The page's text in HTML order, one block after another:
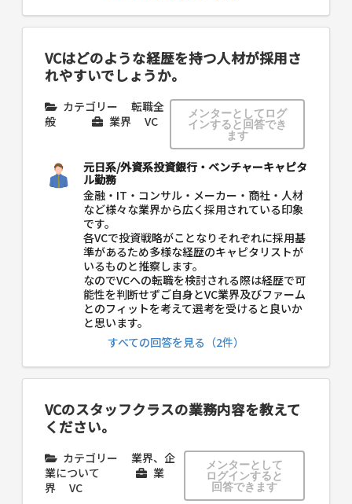
VCはどのような経歴を持つ人材が採用さ
れやすいでしょうか。
カテゴリー
転職全
般
業界 VC
メンターとしてログ
インすると回答でき
ます
元日系/外資系投資銀行・ベンチャーキャピタ
ル勤務
金融・IT・コンサル・メーカー・商社・人材
など様々な業界から広く採用されている印象
です。
各VCで投資戦略がことなりそれぞれに採用基
準があるため多様な経歴のキャピタリストが
いるものと推察します。
なのでVCへの転職を検討される際は経歴で可
能性を判断せずご自身とVC業界及びファーム
とのフィットを考えて選考を受けると良いか
と思います。
すべての回答を見る（2件）
VCのスタッフクラスの業務内容を教えて
ください。
カテゴリー
業界、企
業について
業
界
VC
メンターとして
ログインすると
回答できます